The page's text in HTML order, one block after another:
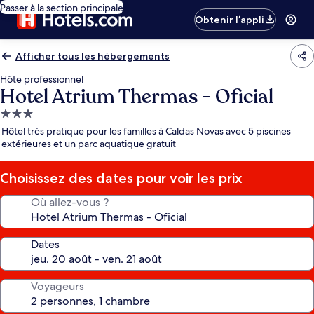
Passer à la section principale
Obtenir l’appli
Afficher tous les hébergements
Hôte professionnel
Hotel Atrium Thermas - Oficial
Hébergement
3.0 étoiles
Hôtel très pratique pour les familles à Caldas Novas avec 5 piscines
extérieures et un parc aquatique gratuit
Choisissez des dates pour voir les prix
Où allez-vous ?
Dates
Voyageurs